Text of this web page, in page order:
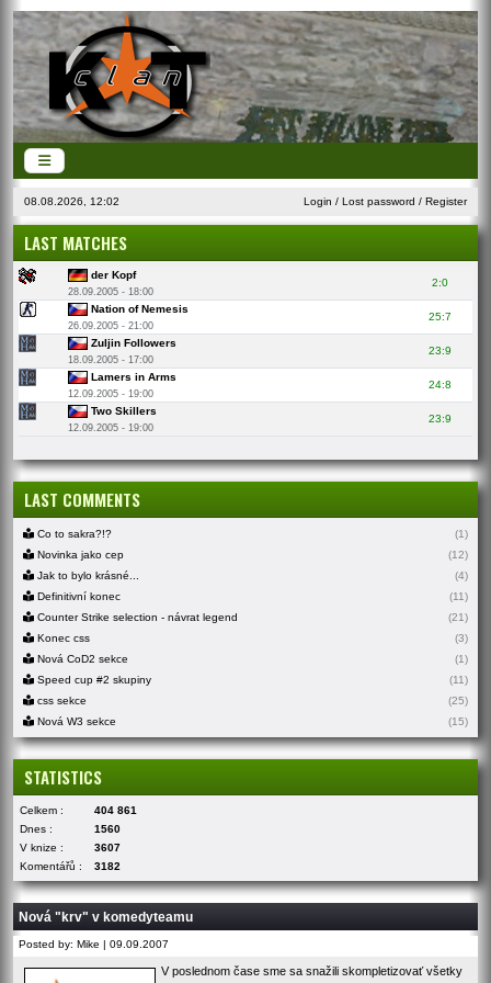
08.08.2026, 12:02 Login / Lost password / Register
LAST MATCHES
der Kopf
28.09.2005 - 18:00
2:0
Nation of Nemesis
26.09.2005 - 21:00
25:7
Zuljin Followers
18.09.2005 - 17:00
23:9
Lamers in Arms
12.09.2005 - 19:00
24:8
Two Skillers
12.09.2005 - 19:00
23:9
LAST COMMENTS
Co to sakra?!?
(1)
Novinka jako cep
(12)
Jak to bylo krásné...
(4)
Definitivní konec
(11)
Counter Strike selection - návrat legend
(21)
Konec css
(3)
Nová CoD2 sekce
(1)
Speed cup #2 skupiny
(11)
css sekce
(25)
Nová W3 sekce
(15)
STATISTICS
Celkem :
404 861
Dnes :
1560
V knize :
3607
Komentářů :
3182
Nová "krv" v komedyteamu
Posted by: Mike | 09.09.2007
V poslednom čase sme sa snažili skompletizovať všetky